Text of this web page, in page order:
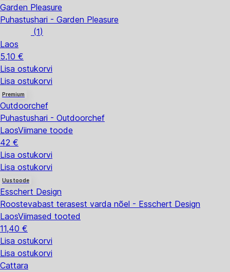
Garden Pleasure
Puhastushari - Garden Pleasure
(1)
Laos
5,10 €
Lisa ostukorvi
Lisa ostukorvi
Premium
Outdoorchef
Puhastushari - Outdoorchef
LaosViimane toode
42 €
Lisa ostukorvi
Lisa ostukorvi
Uus toode
Esschert Design
Roostevabast terasest varda nõel - Esschert Design
LaosViimased tooted
11,40 €
Lisa ostukorvi
Lisa ostukorvi
Cattara